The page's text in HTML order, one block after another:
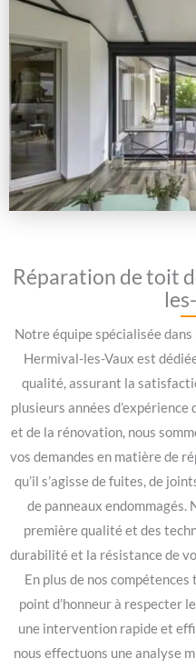
Réparation de toit
Notre équipe spécialisée
Hermival-les-Vaux est
qualité, assurant la
plusieurs années
et de la rénovation, nous
vos demandes en matière de
qu’il s’agisse de fuites, de
de panneaux
première qualité et des
durabilité et la résistance de
En plus de nos
point d’honneur à respecter
une intervention rapide et
nous effectuons une analyse